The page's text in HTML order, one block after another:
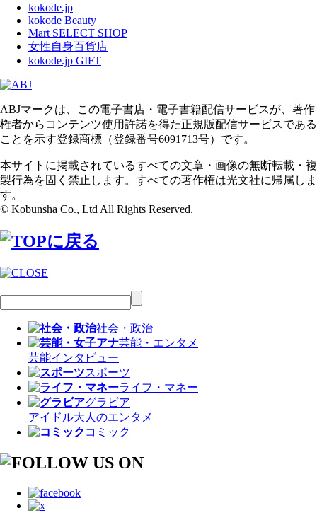
kokode.jp
kokode Beauty
Mart SELECT SHOP
女性自身百貨店
kokode.jp GIFT
ABJマークは、この電子書店・電子書籍配信サービスが、著作
権者からコンテンツ使用許諾を得た正規版配信サービスである
ことを示す登録商標（登録番号6091713号）です。
本サイトに掲載されているすべての文章・画像の無断転載・複
製行為を固く禁止します。すべての著作権は光文社に帰属しま
す。
© Kobunsha Co., Ltd All Rights Reserved.
社会・政治
芸能・エンタメ
芸能インタビュー
スポーツ
ライフ・マネー
グラビア
アイドル大人のエンタメ
コミック